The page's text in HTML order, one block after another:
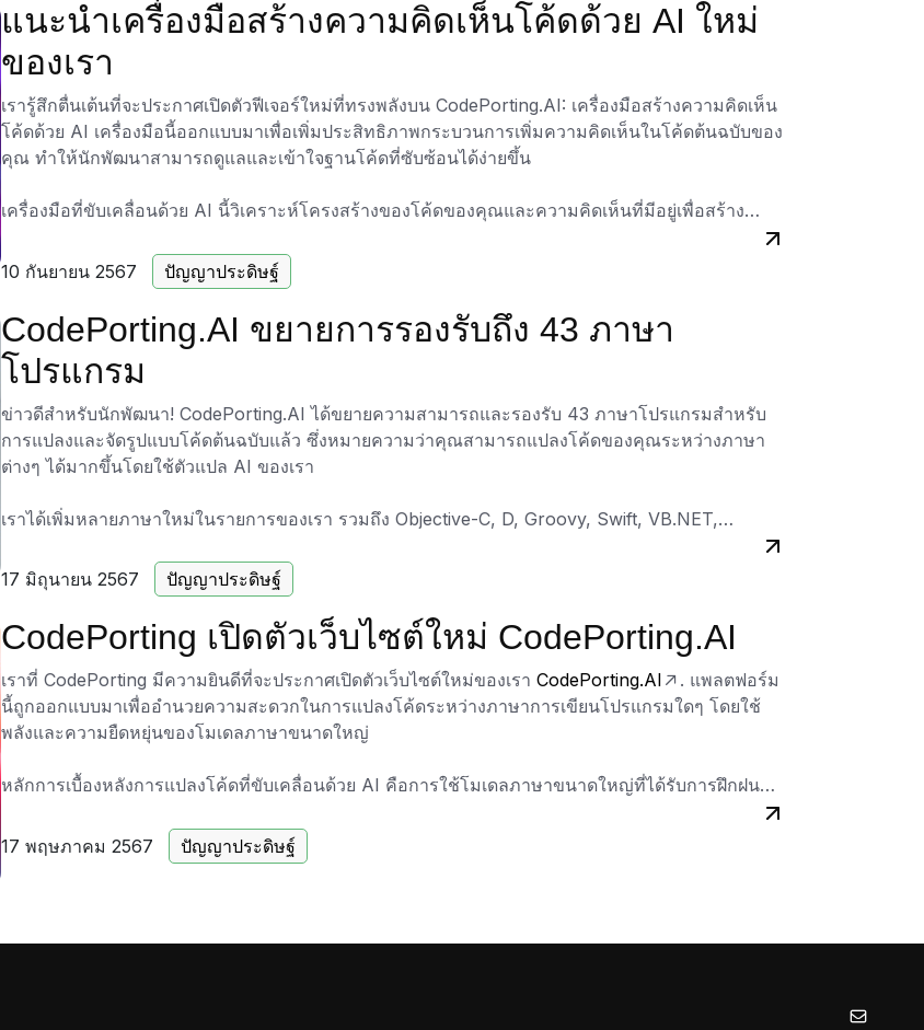
แนะนำเครื่องมือสร้างความคิดเห็นโค้ดด้วย AI ใหม่
ของเรา
เรารู้สึกตื่นเต้นที่จะประกาศเปิดตัวฟีเจอร์ใหม่ที่ทรงพลังบน CodePorting.AI: เครื่องมือสร้างความคิดเห็น
โค้ดด้วย AI เครื่องมือนี้ออกแบบมาเพื่อเพิ่มประสิทธิภาพกระบวนการเพิ่มความคิดเห็นในโค้ดต้นฉบับของ
คุณ ทำให้นักพัฒนาสามารถดูแลและเข้าใจฐานโค้ดที่ซับซ้อนได้ง่ายขึ้น
เครื่องมือที่ขับเคลื่อนด้วย AI นี้วิเคราะห์โครงสร้างของโค้ดของคุณและความคิดเห็นที่มีอยู่เพื่อสร้าง
การบันทึกที่ดีและเข้าถึงได้สำหรับนักพัฒนาคนอื่น ๆ ปัจจุบันเครื่องมือนี้รองรับภาษาการเขียนโปรแกรม
43 ภาษา และให้คุณเลือกภาษาที่จะเขียนความคิดเห็น
นอกจากการสร้างความคิดเห็นคุณภาพสูงแล้ว เครื่องมือสร้างความคิดเห็นโค้ดด้วย AI ยังช่วยปรับปรุง
ความสามารถในการอ่านและการดูแลรักษาโค้ด โดยให้คำอธิบายและบริบทที่ละเอียด ช่วยลดเวลาและ
สำรวจเครื่องมือสร้างความคิดเห็นโค้ดด้วย AI ใหม่และเริ่มเพิ่มความคิดเห็นโค้ดของคุณ เยี่ยมชม
CodePorting.AI
เพื่อเริ่มต้น
10 กันยายน 2567 ปัญญาประดิษฐ์
CodePorting.AI ขยายการรองรับถึง 43 ภาษา
โปรแกรม
ข่าวดีสำหรับนักพัฒนา! CodePorting.AI ได้ขยายความสามารถและรองรับ 43 ภาษาโปรแกรมสำหรับ
การแปลงและจัดรูปแบบโค้ดต้นฉบับแล้ว ซึ่งหมายความว่าคุณสามารถแปลงโค้ดของคุณระหว่างภาษา
ต่างๆ ได้มากขึ้นโดยใช้ตัวแปล AI ของเรา
เราได้เพิ่มหลายภาษาใหม่ในรายการของเรา รวมถึง Objective-C, D, Groovy, Swift, VB.NET,
C++, Go, Java, Lua, Perl และ Python
ไม่ว่าคุณจะทำงานกับภาษายอดนิยมหรือภาษาที่เฉพาะเจาะจงมากขึ้น CodePorting.AI ก็พร้อมช่วยเหลือ
คุณ คุณสามารถแปลงโค้ดต้นฉบับจากภาษาเหล่านี้ไปยังภาษาอื่นๆ ทำให้กระบวนการพัฒนาของคุณมี
ประสิทธิภาพมากขึ้น
ตรวจสอบคุณสมบัติใหม่และใช้ประโยชน์จากความสามารถที่ขยายออกไปได้ที่เว็บไซต์ของเรา
17 มิถุนายน 2567 ปัญญาประดิษฐ์
CodePorting เปิดตัวเว็บไซต์ใหม่ CodePorting.AI
เราที่ CodePorting มีความยินดีที่จะประกาศเปิดตัวเว็บไซต์ใหม่ของเรา CodePorting.AI
. แพลตฟอร์ม
นี้ถูกออกแบบมาเพื่ออำนวยความสะดวกในการแปลงโค้ดระหว่างภาษาการเขียนโปรแกรมใดๆ โดยใช้
พลังและความยืดหยุ่นของโมเดลภาษาขนาดใหญ่
หลักการเบื้องหลังการแปลงโค้ดที่ขับเคลื่อนด้วย AI คือการใช้โมเดลภาษาขนาดใหญ่ที่ได้รับการฝึกฝน
เขียนโปรแกรมต่างๆ ทำให้สามารถแปลโค้ดจากภาษาหนึ่งไปยังอีกภาษาหนึ่งได้อย่างแม่นยำในขณะที่ยัง
คงรักษาตรรกะและฟังก์ชันดั้งเดิมไว้ วิธีการนี้ทำให้มั่นใจได้ว่าโค้ดที่แปลงแล้วไม่เพียงแต่ถูกต้องตาม
17 พฤษภาคม 2567 ปัญญาประดิษฐ์